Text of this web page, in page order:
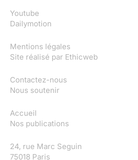
Youtube
Dailymotion
Mentions légales
Site réalisé par Ethicweb
Contactez-nous
Nous soutenir
Accueil
Nos publications
24, rue Marc Seguin
75018 Paris